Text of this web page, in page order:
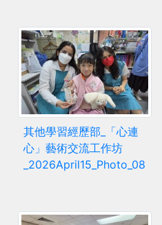
其他學習經歷部_「心連
心」藝術交流工作坊
_2026April15_Photo_08